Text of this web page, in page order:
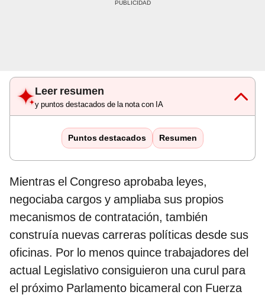
Leer resumen
y puntos destacados de la nota con IA
Puntos destacados Resumen
Mientras el Congreso aprobaba leyes,
negociaba cargos y ampliaba sus propios
mecanismos de contratación, también
construía nuevas carreras políticas desde sus
oficinas. Por lo menos quince trabajadores del
actual Legislativo consiguieron una curul para
el próximo Parlamento bicameral con Fuerza